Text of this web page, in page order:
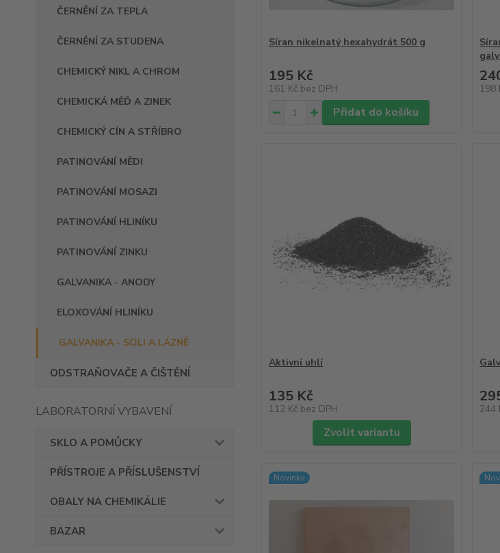
ČERNĚNÍ ZA TEPLA
ČERNĚNÍ ZA STUDENA
CHEMICKÝ NIKL A CHROM
CHEMICKÁ MĚĎ A ZINEK
CHEMICKÝ CÍN A STŘÍBRO
PATINOVÁNÍ MĚDI
PATINOVÁNÍ MOSAZI
PATINOVÁNÍ HLINÍKU
PATINOVÁNÍ ZINKU
GALVANIKA - ANODY
ELOXOVÁNÍ HLINÍKU
GALVANIKA - SOLI A LÁZNĚ
ODSTRAŇOVAČE A ČIŠTĚNÍ
LABORATORNÍ VYBAVENÍ
SKLO A POMŮCKY
PŘÍSTROJE A PŘÍSLUŠENSTVÍ
OBALY NA CHEMIKÁLIE
BAZAR
Síran nikelnatý hexahydrát 500 g
195 Kč
161 Kč bez DPH
Přidat do košíku
198
Aktivní uhlí
135 Kč
112 Kč bez DPH
Zvolit variantu
244
Novinka